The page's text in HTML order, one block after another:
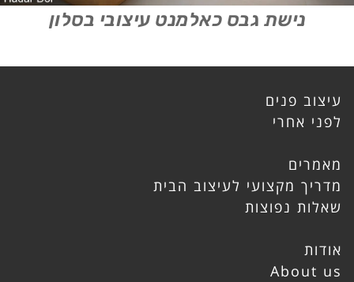
נישת גבס כאלמנט עיצובי בסלון
עיצוב פנים
לפני אחרי
מאמרים
מדריך מקצועי לעיצוב הבית
שאלות נפוצות
אודות
About us